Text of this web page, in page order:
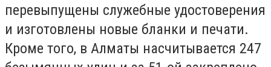
перевыпущены служебные удостоверения
и изготовлены новые бланки и печати.
Кроме того, в Алматы насчитывается 247